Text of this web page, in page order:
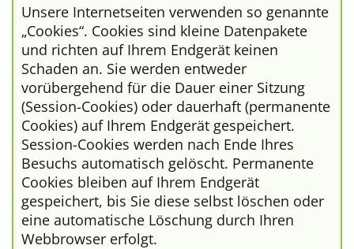
Unsere Internetseiten verwenden so genannte
„Cookies“. Cookies sind kleine Datenpakete
und richten auf Ihrem Endgerät keinen
Schaden an. Sie werden entweder
vorübergehend für die Dauer einer Sitzung
(Session-Cookies) oder dauerhaft (permanente
Cookies) auf Ihrem Endgerät gespeichert.
Session-Cookies werden nach Ende Ihres
Besuchs automatisch gelöscht. Permanente
Cookies bleiben auf Ihrem Endgerät
gespeichert, bis Sie diese selbst löschen oder
eine automatische Löschung durch Ihren
Webbrowser erfolgt.